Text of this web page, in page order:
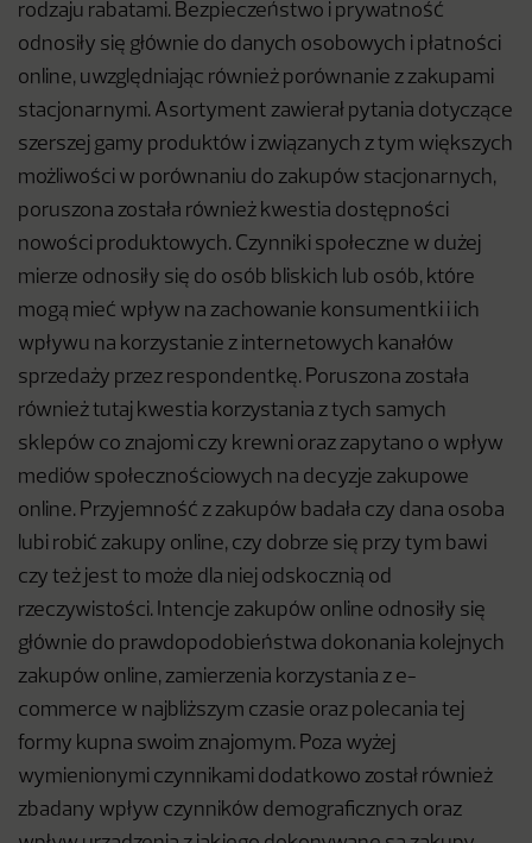
rodzaju rabatami. Bezpieczeństwo i prywatność
odnosiły się głównie do danych osobowych i płatności
online, uwzględniając również porównanie z zakupami
stacjonarnymi. Asortyment zawierał pytania dotyczące
szerszej gamy produktów i związanych z tym większych
możliwości w porównaniu do zakupów stacjonarnych,
poruszona została również kwestia dostępności
nowości produktowych. Czynniki społeczne w dużej
mierze odnosiły się do osób bliskich lub osób, które
mogą mieć wpływ na zachowanie konsumentki i ich
wpływu na korzystanie z internetowych kanałów
sprzedaży przez respondentkę. Poruszona została
również tutaj kwestia korzystania z tych samych
sklepów co znajomi czy krewni oraz zapytano o wpływ
mediów społecznościowych na decyzje zakupowe
online. Przyjemność z zakupów badała czy dana osoba
lubi robić zakupy online, czy dobrze się przy tym bawi
czy też jest to może dla niej odskocznią od
rzeczywistości. Intencje zakupów online odnosiły się
głównie do prawdopodobieństwa dokonania kolejnych
zakupów online, zamierzenia korzystania z e-
commerce w najbliższym czasie oraz polecania tej
formy kupna swoim znajomym. Poza wyżej
wymienionymi czynnikami dodatkowo został również
zbadany wpływ czynników demograficznych oraz